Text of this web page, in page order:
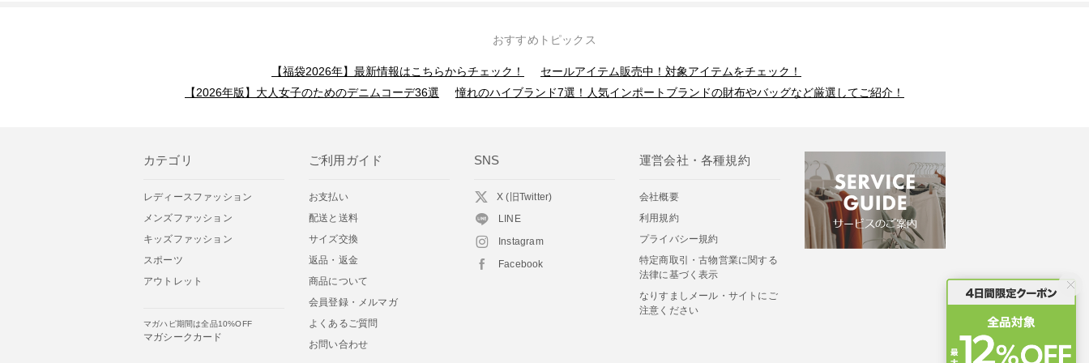
おすすめトピックス
【福袋2026年】最新情報はこちらからチェック！
セールアイテム販売中！対象アイテムをチェック！
【2026年版】大人女子のためのデニムコーデ36選
憧れのハイブランド7選！人気インポートブランドの財布やバッグなど厳選してご紹介！
カテゴリ
レディースファッション
メンズファッション
キッズファッション
スポーツ
アウトレット
マガハピ期間は全品10%OFF
マガシークカード
ご利用ガイド
お支払い
配送と送料
サイズ交換
返品・返金
商品について
会員登録・メルマガ
よくあるご質問
お問い合わせ
SNS
X (旧Twitter)
LINE
Instagram
Facebook
運営会社・各種規約
会社概要
利用規約
プライバシー規約
特定商取引・古物営業に関する
法律に基づく表示
なりすましメール・サイトにご
注意ください